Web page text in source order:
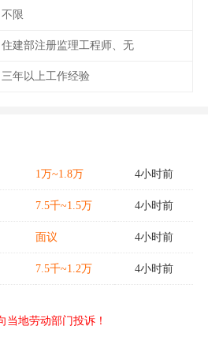
不限
住建部注册监理工程师、无
三年以上工作经验
1万~1.8万 4小时前
7.5千~1.5万 4小时前
面议 4小时前
7.5千~1.2万 4小时前
地劳动部门投诉！